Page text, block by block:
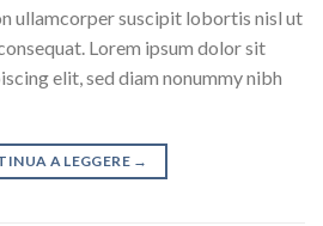
ullamcorper suscipit lobortis nisl ut
Lorem ipsum dolor sit
elit, sed diam nonummy nibh
A LEGGERE →